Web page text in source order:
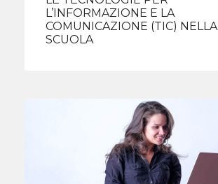
L’INFORMAZIONE E LA
COMUNICAZIONE (TIC) NELLA
SCUOLA